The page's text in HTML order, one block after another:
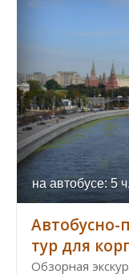
на автобусе: 5 ч.
тур для
Обзорная